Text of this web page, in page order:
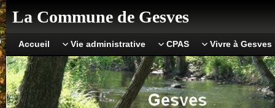
La Commune de Gesves
Accueil Vie administrative CPAS Vivre à Gesves